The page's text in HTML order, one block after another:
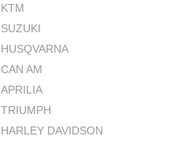
KTM
SUZUKI
HUSQVARNA
CAN AM
APRILIA
TRIUMPH
HARLEY DAVIDSON